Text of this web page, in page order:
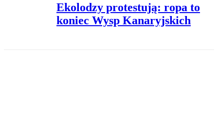
Ekolodzy protestują: ropa to
koniec Wysp Kanaryjskich